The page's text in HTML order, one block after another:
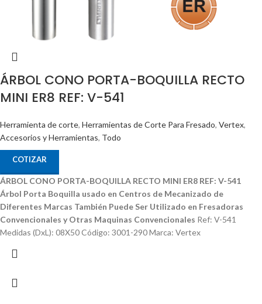
ÁRBOL CONO PORTA-BOQUILLA RECTO
MINI ER8 REF: V-541
Herramienta de corte, Herramientas de Corte Para Fresado, Vertex,
Accesorios y Herramientas, Todo
COTIZAR
ÁRBOL CONO PORTA-BOQUILLA RECTO MINI ER8 REF: V-541
Árbol Porta Boquilla usado en Centros de Mecanizado de
Diferentes Marcas También Puede Ser Utilizado en Fresadoras
Convencionales y Otras Maquinas Convencionales Ref: V-541
Medidas (DxL): 08X50 Código: 3001-290 Marca: Vertex